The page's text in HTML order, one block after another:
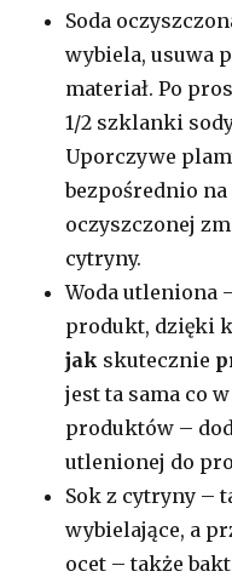
Soda
wybiela, usuwa
materiał. Po
1/2 szklanki
Uporczywe
bezpośrednio
oczyszczonej
cytryny.
Woda utleniona
produkt, dzięki
jak skutecznie
jest ta sama co
produktów –
utlenionej do
Sok z cytryny –
wybielające, a
ocet – także